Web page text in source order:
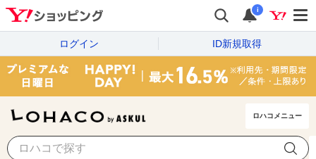
i
ログイン ID新規取得
ロハコメニュー